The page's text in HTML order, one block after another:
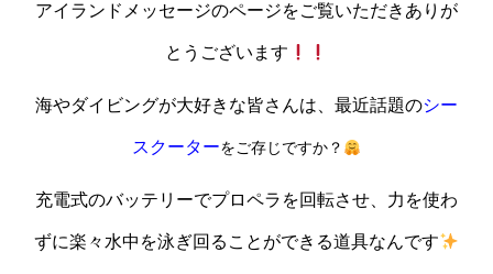
アイランドメッセージのページをご覧いただきありが
とうございます
海やダイビングが大好きな皆さんは、最近話題のシー
スクーターをご存じですか？
充電式のバッテリーでプロペラを回転させ、力を使わ
ずに楽々水中を泳ぎ回ることができる道具なんです